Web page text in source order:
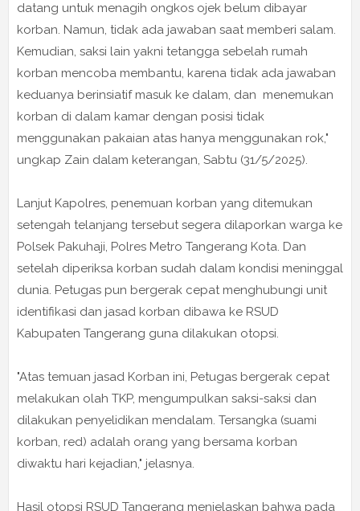
datang untuk menagih ongkos ojek belum dibayar
korban. Namun, tidak ada jawaban saat memberi salam.
Kemudian, saksi lain yakni tetangga sebelah rumah
korban mencoba membantu, karena tidak ada jawaban
keduanya berinsiatif masuk ke dalam, dan menemukan
korban di dalam kamar dengan posisi tidak
menggunakan pakaian atas hanya menggunakan rok,"
ungkap Zain dalam keterangan, Sabtu (31/5/2025).
Lanjut Kapolres, penemuan korban yang ditemukan
setengah telanjang tersebut segera dilaporkan warga ke
Polsek Pakuhaji, Polres Metro Tangerang Kota. Dan
setelah diperiksa korban sudah dalam kondisi meninggal
dunia. Petugas pun bergerak cepat menghubungi unit
identifikasi dan jasad korban dibawa ke RSUD
Kabupaten Tangerang guna dilakukan otopsi.
"Atas temuan jasad Korban ini, Petugas bergerak cepat
melakukan olah TKP, mengumpulkan saksi-saksi dan
dilakukan penyelidikan mendalam. Tersangka (suami
korban, red) adalah orang yang bersama korban
diwaktu hari kejadian," jelasnya.
Hasil otopsi RSUD Tangerang menjelaskan bahwa pada